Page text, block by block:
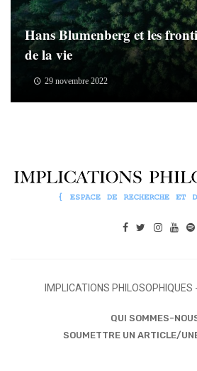
Hans Blumenberg et les
de la vie
29 novembre 2022
IMPLICATIONS
QUI SOMMES-
SOUMETTRE UN ARTICLE/